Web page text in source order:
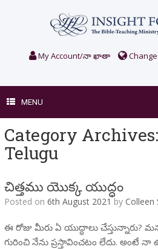
My Account/నా ఖాతా
MENU
Category Archives:
Telugu
చిత్తము యొక్క యుద్ధం
Posted on 6th August 2021 by Colleen
ఈ రోజు మీరు ఏ యుద్ధాలు చేస్తున్నారు?
గురించి నేను ప్రస్తావించటం లేదు. అంటే నా